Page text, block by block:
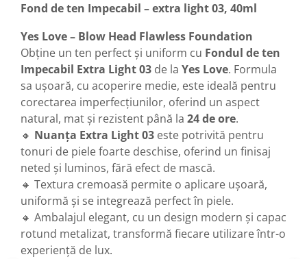
Fond de ten Impecabil – extra light 03, 40ml
Yes Love – Blow Head Flawless Foundation
Obține un ten perfect și uniform cu Fondul de ten
Impecabil Extra Light 03 de la Yes Love. Formula
sa ușoară, cu acoperire medie, este ideală pentru
corectarea imperfecțiunilor, oferind un aspect
natural, mat și rezistent până la 24 de ore.
🔸 Nuanța Extra Light 03 este potrivită pentru
tonuri de piele foarte deschise, oferind un finisaj
neted și luminos, fără efect de mască.
🔸 Textura cremoasă permite o aplicare ușoară,
uniformă și se integrează perfect în piele.
🔸 Ambalajul elegant, cu un design modern și capac
rotund metalizat, transformă fiecare utilizare într-o
experiență de lux.